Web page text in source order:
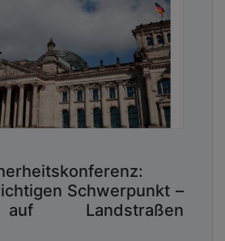
Schwerpunkt –
Landstraßen